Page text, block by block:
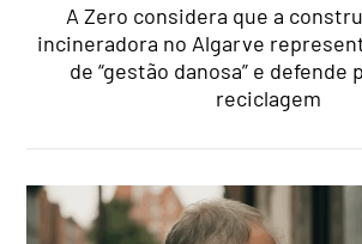
A Zero considera que a
incineradora no Algarve
de “gestão danosa” e defende
reciclagem